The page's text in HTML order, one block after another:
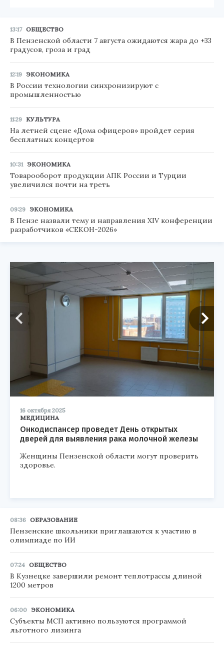
13:17 ОБЩЕСТВО
В Пензенской области 7 августа ожидаются жара до +33
градусов, гроза и град
12:19 ЭКОНОМИКА
В России технологии синхронизируют с
промышленностью
11:29 КУЛЬТУРА
На летней сцене «Дома офицеров» пройдет серия
бесплатных концертов
10:31 ЭКОНОМИКА
Товарооборот продукции АПК России и Турции
увеличился почти на треть
09:29 ЭКОНОМИКА
В Пензе назвали тему и направления XIV конференции
разработчиков «СЕКОН-2026»
16 октября 2025
МЕДИЦИНА
Онкодиспансер проведет День открытых
дверей для выявления рака молочной железы
Женщины Пензенской области могут проверить
здоровье.
08:36 ОБРАЗОВАНИЕ
Пензенские школьники приглашаются к участию в
олимпиаде по ИИ
07:24 ОБЩЕСТВО
В Кузнецке завершили ремонт теплотрассы длиной
1200 метров
06:00 ЭКОНОМИКА
Субъекты МСП активно пользуются программой
льготного лизинга